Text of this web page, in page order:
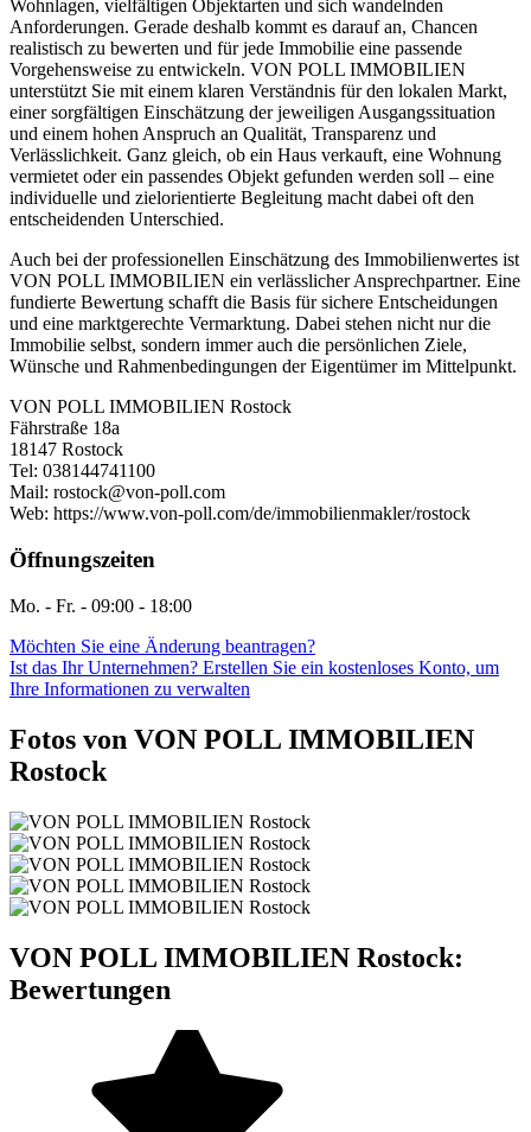
Wohnlagen, vielfältigen Objektarten und sich wandelnden
Anforderungen. Gerade deshalb kommt es darauf an, Chancen
realistisch zu bewerten und für jede Immobilie eine passende
Vorgehensweise zu entwickeln. VON POLL IMMOBILIEN
unterstützt Sie mit einem klaren Verständnis für den lokalen Markt,
einer sorgfältigen Einschätzung der jeweiligen Ausgangssituation
und einem hohen Anspruch an Qualität, Transparenz und
Verlässlichkeit. Ganz gleich, ob ein Haus verkauft, eine Wohnung
vermietet oder ein passendes Objekt gefunden werden soll – eine
individuelle und zielorientierte Begleitung macht dabei oft den
entscheidenden Unterschied.
Auch bei der professionellen Einschätzung des Immobilienwertes ist
VON POLL IMMOBILIEN ein verlässlicher Ansprechpartner. Eine
fundierte Bewertung schafft die Basis für sichere Entscheidungen
und eine marktgerechte Vermarktung. Dabei stehen nicht nur die
Immobilie selbst, sondern immer auch die persönlichen Ziele,
Wünsche und Rahmenbedingungen der Eigentümer im Mittelpunkt.
VON POLL IMMOBILIEN Rostock
Fährstraße 18a
18147 Rostock
Tel: 038144741100
Mail: rostock@von-poll.com
Web: https://www.von-poll.com/de/immobilienmakler/rostock
Öffnungszeiten
Mo. - Fr. - 09:00 - 18:00
Möchten Sie eine Änderung beantragen?
Ist das Ihr Unternehmen? Erstellen Sie ein kostenloses Konto, um
Ihre Informationen zu verwalten
Fotos von VON POLL IMMOBILIEN
Rostock
VON POLL IMMOBILIEN Rostock:
Bewertungen